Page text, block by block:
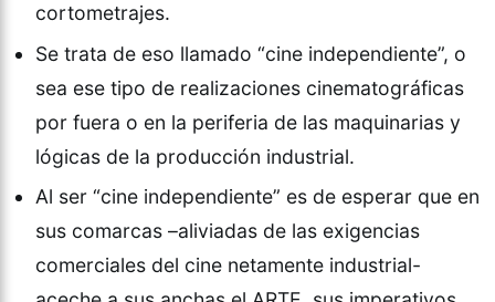
cortometrajes.
Se trata de eso llamado “cine independiente”, o
sea ese tipo de realizaciones cinematográficas
por fuera o en la periferia de las maquinarias y
lógicas de la producción industrial.
Al ser “cine independiente” es de esperar que en
sus comarcas –aliviadas de las exigencias
comerciales del cine netamente industrial-